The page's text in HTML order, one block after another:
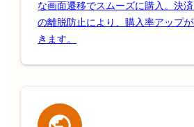
な画面遷移でスムーズに購入。決
の離脱防止により、購入率アップ
きます。